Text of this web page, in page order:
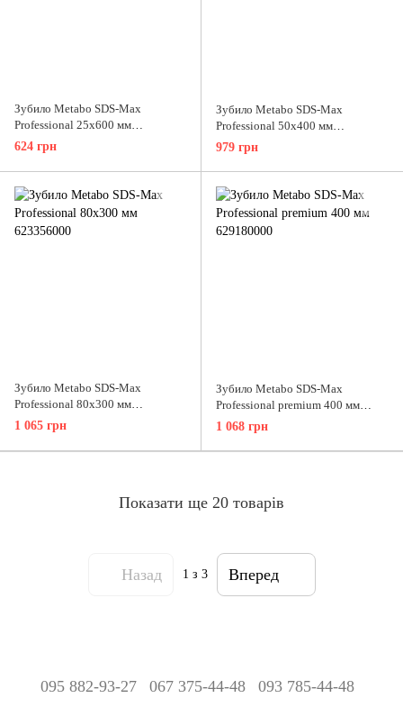
Зубило Metabo SDS-Max
Professional 25х600 мм
623359000
624 грн
Зубило Metabo SDS-Max
Professional 50х400 мм
623355000
979 грн
Зубило Metabo SDS-Max
Professional 80х300 мм
623356000
1 065 грн
Зубило Metabo SDS-Max
Professional premium 400 мм
629180000
1 068 грн
Показати ще 20 товарів
Назад 1 з 3 Вперед
095 882-93-27 067 375-44-48 093 785-44-48